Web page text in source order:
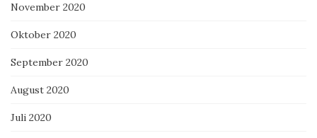
November 2020
Oktober 2020
September 2020
August 2020
Juli 2020